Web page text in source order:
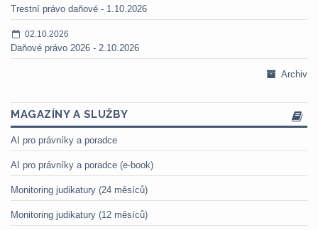
Trestní právo daňové - 1.10.2026
02.10.2026
Daňové právo 2026 - 2.10.2026
Archiv
MAGAZÍNY A SLUŽBY
AI pro právníky a poradce
AI pro právníky a poradce (e-book)
Monitoring judikatury (24 měsíců)
Monitoring judikatury (12 měsíců)